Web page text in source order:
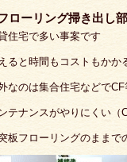
ローリング掃き出し
住宅で多い事案です
ると時間もコストもかか
なのは集合住宅などで
テナンスがやりにくい（
板フローリングのまま